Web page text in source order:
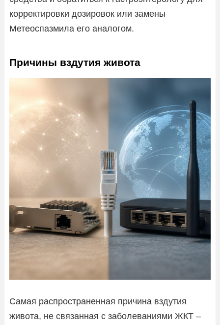
корректировки дозировок или замены
Метеоспазмила его аналогом.
Причины вздутия живота
Самая распространенная причина вздутия
живота, не связанная с заболеваниями ЖКТ –